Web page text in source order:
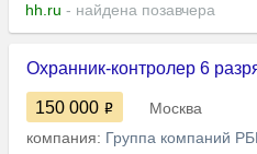
hh.ru - найдена позавчера
Охранник-контролер 6
150 000
Москва
компания: Группа компаний